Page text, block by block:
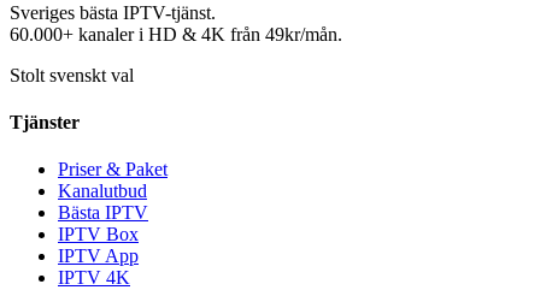
Sveriges bästa IPTV-tjänst.
60.000+ kanaler i HD & 4K från 49kr/mån.
Stolt svenskt val
Tjänster
Priser & Paket
Kanalutbud
Bästa IPTV
IPTV Box
IPTV App
IPTV 4K